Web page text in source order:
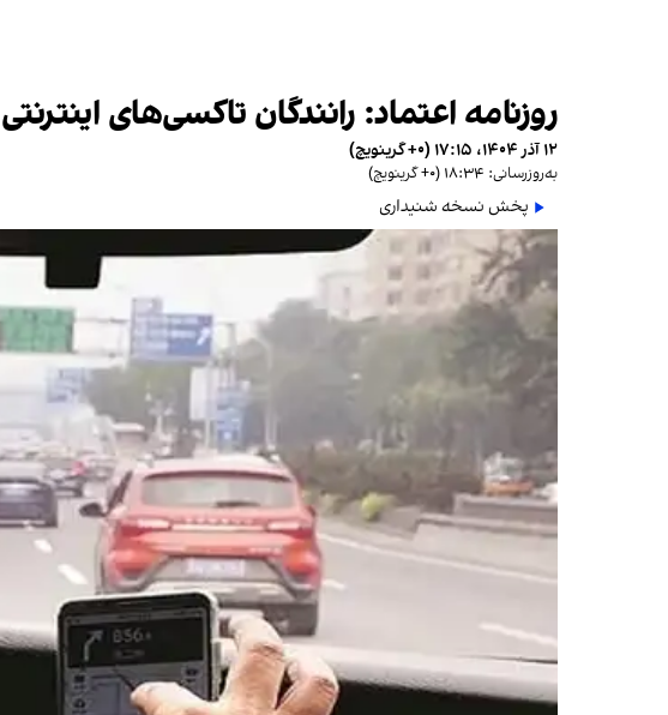
روزنامه اعتماد: رانندگان تاكسی‌های اینترنتی ۲۰ روزِ ماه را در خودروهای خود زندگی می‌كنند
۱۲ آذر ۱۴۰۴، ۱۷:۱۵ (‎+۰ گرینویچ)
به‌روزرسانی: ۱۸:۳۴ (‎+۰ گرینویچ)
پخش نسخه شنیداری